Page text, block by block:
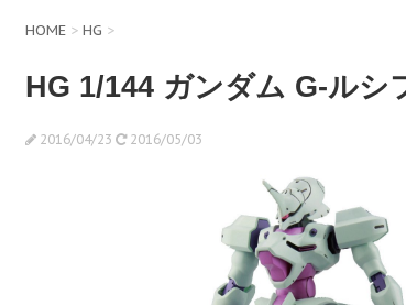
HOME > HG >
HG 1/144 ガンダム G-ルシ
2016/04/23 2016/05/03